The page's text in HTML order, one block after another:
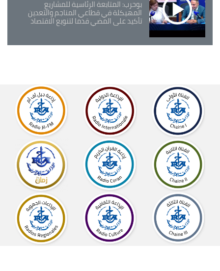
بوحرب: المتابعة الرئاسية للمشاريع
المهيكلة في قطاعي المناجم والتعدين
تأكيد على المضي قدما لتنويع الاقتصاد